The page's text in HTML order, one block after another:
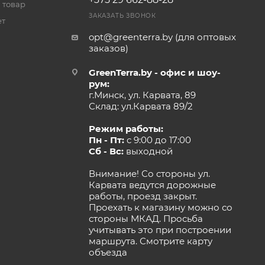
ЗАКАЗАТЬ ЗВОНОК
opt@greenterra.by (для оптовых
заказов)
GreenTerra.by - офис и шоу-
рум:
г.Минск, ул. Карвата, 89
Склад: ул.Карвата 89/2
Режим работы:
Пн - Пт:с 9:00 до 17:00
Сб - Вс:выходной
Внимание! Со стороны ул.
Карвата ведутся дорожные
работы, проезд закрыт.
Проехать к магазину можно со
стороны МКАД. Просьба
учитывать это при построении
маршрута. Смотрите карту
объезда